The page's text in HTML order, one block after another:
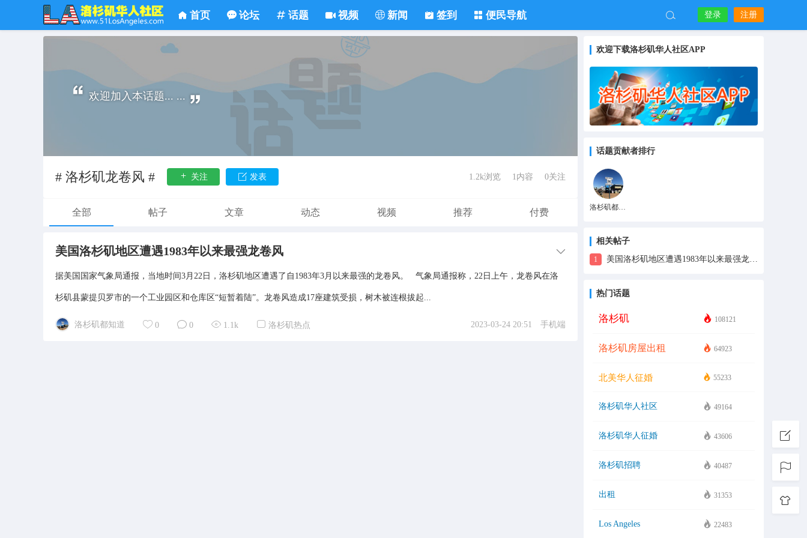
首页 论坛 话题 视频 新闻 签到 便民导航 登录 注册
欢迎下载洛杉矶华人社区APP
话题贡献者排行
洛杉矶都知道
相关帖子
1 美国洛杉矶地区遭遇1983年以来最强龙卷风
热门话题
洛杉矶 108121
洛杉矶房屋出租 64923
北美华人征婚 55233
洛杉矶华人社区 49164
洛杉矶华人征婚 43606
洛杉矶招聘 40487
出租 31353
Los Angeles 22483
欢迎加入本话题... ...
# 洛杉矶龙卷风 # 关注 发表 1.2k浏览 1内容 0关注
全部 帖子 文章 动态 视频 推荐 付费
美国洛杉矶地区遭遇1983年以来最强龙卷风
据美国国家气象局通报，当地时间3月22日，洛杉矶地区遭遇了自1983年3月以来最强的龙卷风。 气象局通报称，22日上午，龙卷风在洛
杉矶县蒙提贝罗市的一个工业园区和仓库区“短暂着陆”。龙卷风造成17座建筑受损，树木被连根拔起...
洛杉矶都知道 0 0 1.1k 洛杉矶热点 2023-03-24 20:51 手机端